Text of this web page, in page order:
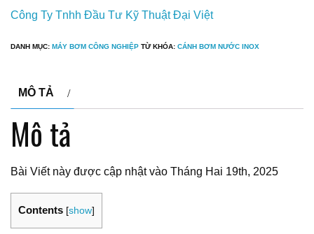
Công Ty Tnhh Đầu Tư Kỹ Thuật Đại Việt
DANH MỤC: MÁY BƠM CÔNG NGHIỆP TỪ KHÓA: CÁNH BƠM NƯỚC INOX
MÔ TẢ
Mô tả
Bài Viết này được cập nhật vào Tháng Hai 19th, 2025
Contents [show]